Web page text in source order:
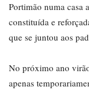
Portimão numa casa
constituída e
que se juntou aos
No próximo ano
apenas